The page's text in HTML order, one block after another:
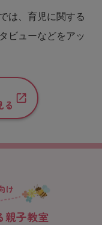
は、育児に関する
ビューなどをアッ
る
け
親子教室